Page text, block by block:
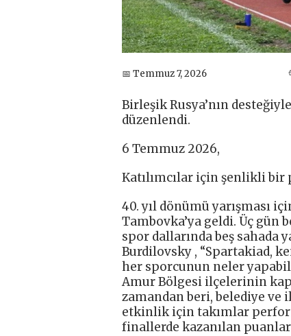
📅 Temmuz 7, 2026
Birleşik Rusya’nın
düzenlendi.
6 Temmuz 2026,
Katılımcılar için şenlikli bir
40. yıl dönümü yarışması
Tambovka’ya geldi. Üç gün
spor dallarında beş sahada
Burdilovsky , “Spartakiad,
her sporcunun neler
Amur Bölgesi ilçelerinin
zamandan beri, belediye ve
etkinlik için takımlar
finallerde kazanılan